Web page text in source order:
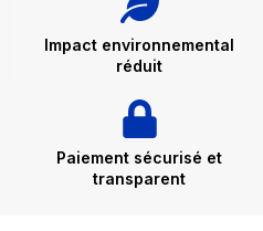
Impact environnemental
réduit
Paiement sécurisé et
transparent